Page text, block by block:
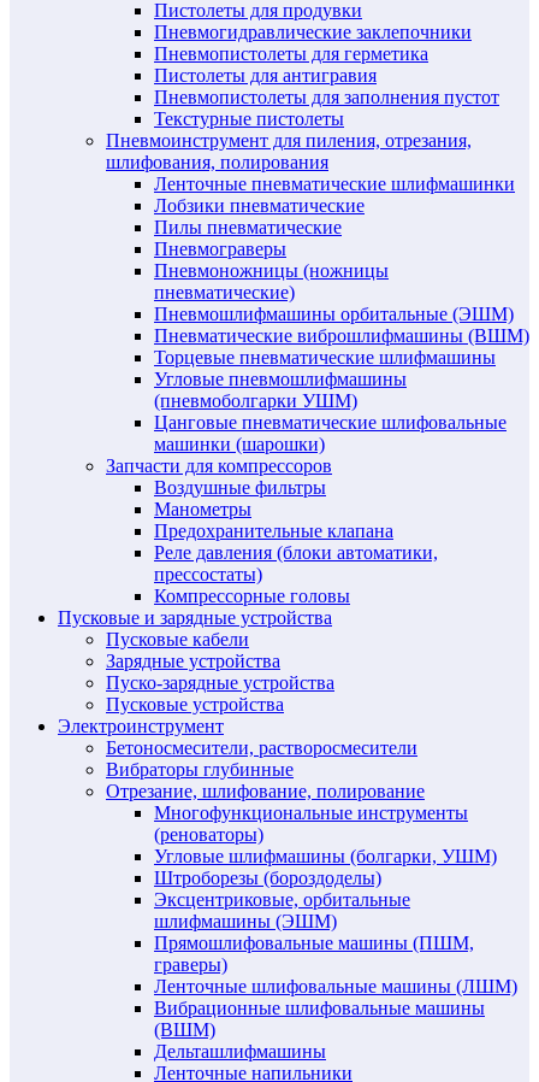
Пистолеты для продувки
Пневмогидравлические заклепочники
Пневмопистолеты для герметика
Пистолеты для антигравия
Пневмопистолеты для заполнения пустот
Текстурные пистолеты
Пневмоинструмент для пиления, отрезания,
шлифования, полирования
Ленточные пневматические шлифмашинки
Лобзики пневматические
Пилы пневматические
Пневмограверы
Пневмоножницы (ножницы
пневматические)
Пневмошлифмашины орбитальные (ЭШМ)
Пневматические виброшлифмашины (ВШМ)
Торцевые пневматические шлифмашины
Угловые пневмошлифмашины
(пневмоболгарки УШМ)
Цанговые пневматические шлифовальные
машинки (шарошки)
Запчасти для компрессоров
Воздушные фильтры
Манометры
Предохранительные клапана
Реле давления (блоки автоматики,
прессостаты)
Компрессорные головы
Пусковые и зарядные устройства
Пусковые кабели
Зарядные устройства
Пуско-зарядные устройства
Пусковые устройства
Электроинструмент
Бетоносмесители, растворосмесители
Вибраторы глубинные
Отрезание, шлифование, полирование
Многофункциональные инструменты
(реноваторы)
Угловые шлифмашины (болгарки, УШМ)
Штроборезы (бороздоделы)
Эксцентриковые, орбитальные
шлифмашины (ЭШМ)
Прямошлифовальные машины (ПШМ,
граверы)
Ленточные шлифовальные машины (ЛШМ)
Вибрационные шлифовальные машины
(ВШМ)
Дельташлифмашины
Ленточные напильники